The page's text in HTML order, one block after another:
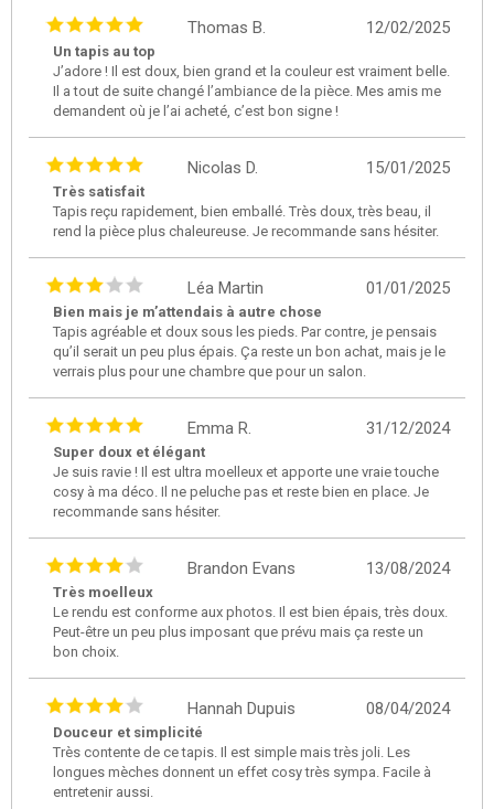
12/02/2025
Thomas B.
Un tapis au top
J’adore ! Il est doux, bien grand et la couleur est vraiment belle.
Il a tout de suite changé l’ambiance de la pièce. Mes amis me
demandent où je l’ai acheté, c’est bon signe !
15/01/2025
Nicolas D.
Très satisfait
Tapis reçu rapidement, bien emballé. Très doux, très beau, il
rend la pièce plus chaleureuse. Je recommande sans hésiter.
01/01/2025
Léa Martin
Bien mais je m’attendais à autre chose
Tapis agréable et doux sous les pieds. Par contre, je pensais
qu’il serait un peu plus épais. Ça reste un bon achat, mais je le
verrais plus pour une chambre que pour un salon.
31/12/2024
Emma R.
Super doux et élégant
Je suis ravie ! Il est ultra moelleux et apporte une vraie touche
cosy à ma déco. Il ne peluche pas et reste bien en place. Je
recommande sans hésiter.
13/08/2024
Brandon Evans
Très moelleux
Le rendu est conforme aux photos. Il est bien épais, très doux.
Peut-être un peu plus imposant que prévu mais ça reste un
bon choix.
08/04/2024
Hannah Dupuis
Douceur et simplicité
Très contente de ce tapis. Il est simple mais très joli. Les
longues mèches donnent un effet cosy très sympa. Facile à
entretenir aussi.